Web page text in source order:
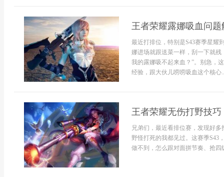
王者荣耀露娜吸血问
最近打排位，特别是S43赛季星耀
娜进场就跟送菜一样，刮一下就残
我的露娜吸不起来血？”。别急，
经验，跟大伙儿唠唠吸血这个核心
王者荣耀无伤打野技
兄弟们，最近看排位赛，发现好
野怪打死的我都见过。这赛季S43
做不到，怎么跟对面拼节奏、抢